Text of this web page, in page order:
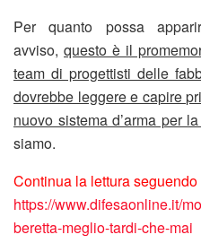
Per quanto possa
avviso, questo è il
team di progettisti delle
dovrebbe leggere e capire
nuovo sistema d’arma per
siamo.
Continua la lettura seguendo
https://www.difesaonline.it/
beretta-meglio-tardi-che-mai